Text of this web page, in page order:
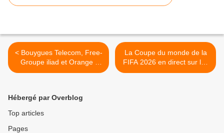
< Bouygues Telecom, Free-
Groupe iliad et Orange :
signature d’un protocole
La Coupe du monde de la
FIFA 2026 en direct sur les
antennes du Réseau des
Hébergé par Overblog
Top articles
Pages